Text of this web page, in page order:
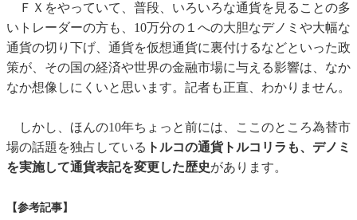
ＦＸをやっていて、普段、いろいろな通貨を見ることの多
いトレーダーの方も、10万分の１への大胆なデノミや大幅な
通貨の切り下げ、通貨を仮想通貨に裏付けるなどといった政
策が、その国の経済や世界の金融市場に与える影響は、なか
なか想像しにくいと思います。記者も正直、わかりません。
しかし、ほんの10年ちょっと前には、ここのところ為替市
場の話題を独占している トルコの通貨トルコリラも、デノミ
を実施して通貨表記を変更した歴史があります。
【参考記事】